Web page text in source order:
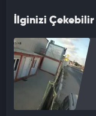
İlginizi Çekebilir